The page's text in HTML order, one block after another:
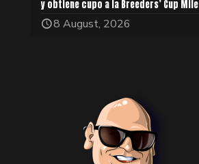
y obtiene cupo a la Breeders’ Cup Mile
8 August, 2026